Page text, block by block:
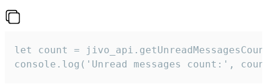
let count =
console.log('Unread messages count:',